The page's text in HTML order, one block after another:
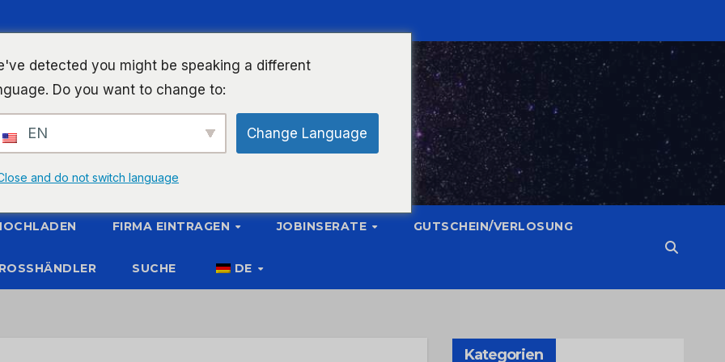
FIRMA EINTRAGEN JOBINSERATE GUTSCHEIN/VERLOSUNG
SUCHE DE
Kategorien
detected you might be speaking a different
Do you want to change to:
EN Change Language
and do not switch language